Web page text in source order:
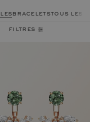
braceletstous les
filtres